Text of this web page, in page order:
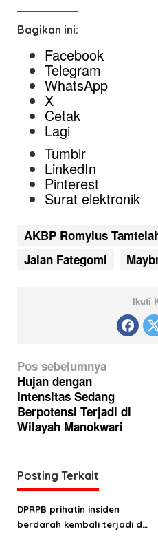
Bagikan ini:
Facebook
Telegram
WhatsApp
X
Cetak
Lagi
Tumblr
LinkedIn
Pinterest
Surat elektronik
AKBP Romylus
Jalan Fategomi
Ikuti
N
a
v
i
s
i
p
Pos sebelumnya
Hujan dengan
Intensitas Sedang
Berpotensi Terjadi di
Wilayah Manokwari
Posting Terkait
DPRPB prihatin insiden
berdarah kembali terjadi di